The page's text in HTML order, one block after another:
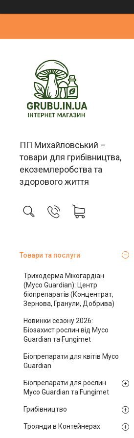
ПП Михайловський –
товари для грибівництва,
екоземлеробства та
здорового життя
Товари та послуги
Триходерма Мікогардіан
(Myco Guardian): Центр
біопрепаратів (Концентрат,
Зернова, Гранули, Добрива)
Новинки сезону 2026:
Біозахист рослин від Myco
Guardian та Fungimet
Біопрепарати для квітів Myco
Guardian
Біопрепарати для рослин
Myco Guardian та Fungimet
Грибівництво
Троянди в Контейнерах